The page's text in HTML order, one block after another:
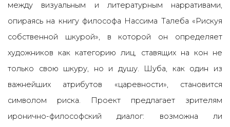
между визуальным и литературным нарративами,
опираясь на книгу философа Нассима Талеба «Рискуя
собственной шкурой», в которой он определяет
художников как категорию лиц, ставящих на кон не
только свою шкуру, но и душу. Шуба, как один из
важнейших атрибутов «царевности», становится
символом риска. Проект предлагает зрителям
иронично-философский диалог: возможна ли